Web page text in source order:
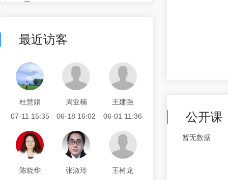
2023-05-22 17:01
王春然
发布了课程研发
九年级下初中语文...
2023-05-22 15:05
2023-05-22 15:04
王春然
发布了课程研发
九年级上初中语文...
最近访客
杜慧娟
07-11 15:35
周亚楠
06-18 16:02
王建强
06-01 11:36
陈晓华
张淑玲
王树龙
公开课
暂无数据